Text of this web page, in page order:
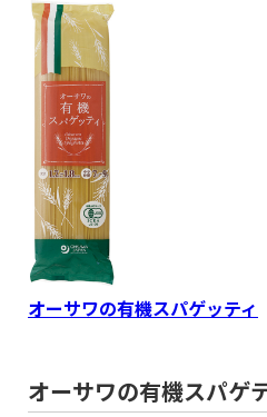
オーサワの有機スパゲッティ
オーサワの有機スパゲ